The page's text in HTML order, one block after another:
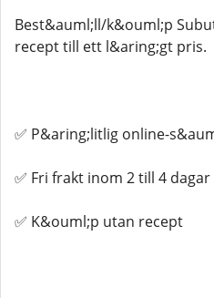
Best&auml;ll/k&ouml;p
recept till ett l&aring;gt pris.
✅ P&aring;litlig online-
✅ Fri frakt inom 2 till 4 dagar
✅ K&ouml;p utan recept